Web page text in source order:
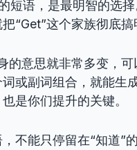
短语，是最明智的选
“Get”这个家族彻底搞
的意思就非常多变，可
或副词组合，就能生
是你们提升的关键。
不能只停留在“知道”